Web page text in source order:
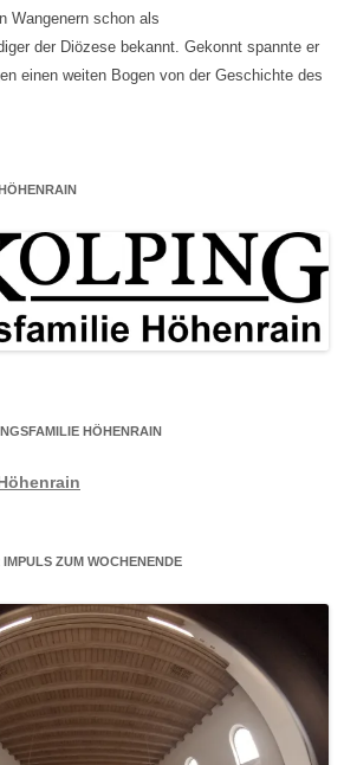
Wangenern schon als
der Diözese bekannt. Gekonnt spannte er
einen weiten Bogen von der Geschichte des
HÖHENRAIN
ZUM WOCHENENDE